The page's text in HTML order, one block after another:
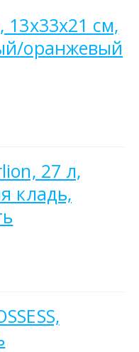
13х33х21 см,
оранжевый
27 л,
кладь,